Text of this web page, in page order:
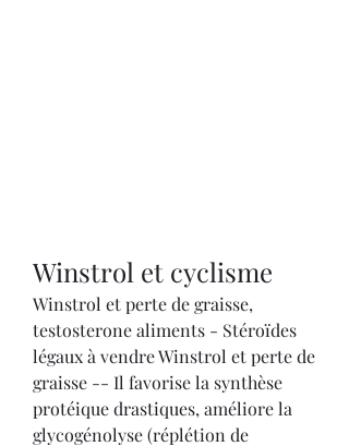
Winstrol et cyclisme
Winstrol et perte de graisse,
testosterone aliments - Stéroïdes
légaux à vendre Winstrol et perte de
graisse -- Il favorise la synthèse
protéique drastiques, améliore la
glycogénolyse (réplétion de